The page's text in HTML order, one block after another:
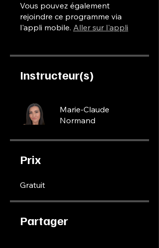
Vous pouvez également
rejoindre ce programme via
l'appli mobile. Aller sur l'appli
Instructeur(s)
Marie-Claude
Normand
Prix
Gratuit
Partager